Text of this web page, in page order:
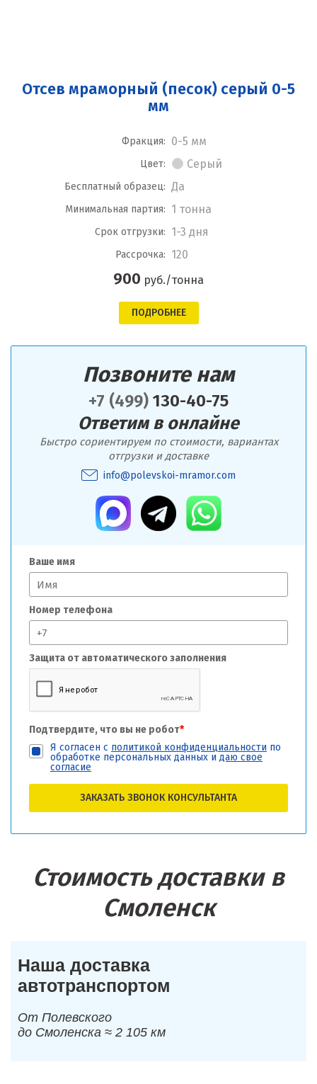
Отсев мраморный (песок) серый 0-5
мм
Фракция: 0-5 мм
Цвет: Серый
Бесплатный образец: Да
Минимальная партия: 1 тонна
Срок отгрузки: 1-3 дня
Рассрочка: 120
900 руб./тонна
ПОДРОБНЕЕ
Позвоните нам
+7 (499) 130-40-75
Ответим в онлайне
Быстро сориентируем по стоимости, вариантах
отгрузки и доставке
info@polevskoi-mramor.com
Ваше имя
Номер телефона
Защита от автоматического заполнения
Подтвердите, что вы не робот*
Я согласен с политикой конфиденциальности по
обработке персональных данных и даю свое
согласие
ЗАКАЗАТЬ ЗВОНОК КОНСУЛЬТАНТА
Стоимость доставки в
Смоленск
Наша доставка
автотранспортом
От Полевского
до Смоленска ≈ 2 105 км